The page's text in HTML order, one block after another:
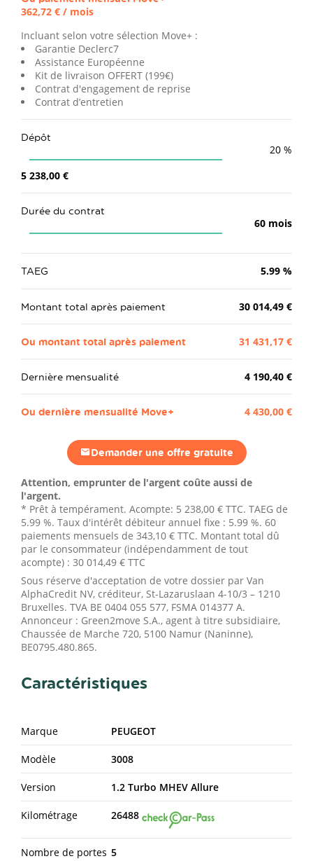
362,72 € / mois
Incluant selon votre sélection Move+ :
Garantie Declerc7
Assistance Européenne
Kit de livraison OFFERT (199€)
Contrat d'engagement de reprise
Contrat d’entretien
Dépôt
20 %
5 238,00 €
Durée du contrat
60 mois
TAEG 5.99 %
Montant total après paiement 30 014,49 €
Ou montant total après paiement 31 431,17 €
Dernière mensualité 4 190,40 €
Ou dernière mensualité Move+ 4 430,00 €
Demander une offre gratuite
Attention, emprunter de l'argent coûte aussi de
l'argent.
* Prêt à tempérament. Acompte: 5 238,00 € TTC. TAEG de
5.99 %. Taux d'intérêt débiteur annuel fixe : 5.99 %. 60
paiements mensuels de 343,10 € TTC. Montant total dû
par le consommateur (indépendamment de tout
acompte) : 30 014,49 € TTC
Sous réserve d'acceptation de votre dossier par Van
AlphaCredit NV, créditeur, St-Lazaruslaan 4-10/3 – 1210
Bruxelles. TVA BE 0404 055 577, FSMA 014377 A.
Annonceur : Green2move S.A., agent à titre subsidiaire,
Chaussée de Marche 720, 5100 Namur (Naninne),
BE0795.480.865.
Caractéristiques
Marque PEUGEOT
Modèle 3008
Version 1.2 Turbo MHEV Allure
Kilométrage 26488
Nombre de portes 5